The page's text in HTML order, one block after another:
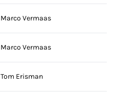
Marco Vermaas
Marco Vermaas
Tom Erisman